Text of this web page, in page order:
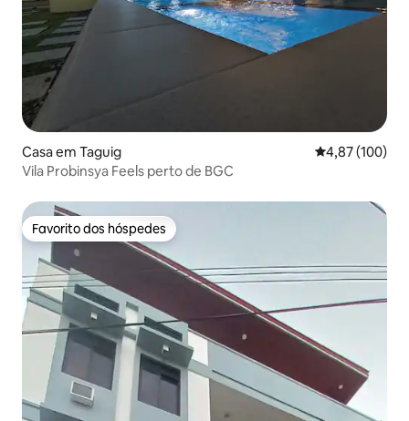
Casa em Taguig Classificação
4,87 (100)
Vila Probinsya Feels perto de BGC
Favorito dos hóspedes
Favorito dos hóspedes